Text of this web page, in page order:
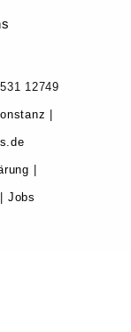
12749
Jobs